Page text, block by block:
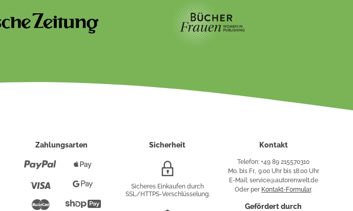
Zahlungsarten
Paypal
Mastercard
Pay
PayShopify
Sicherheit
Verschlüsselung
Sicheres Einkaufen durch
SSL/HTTPS-Verschlüsselung.
Kontakt
Telefon: +49 89 215570310
Mo. bis Fr., 9:00 Uhr bis 18:00 Uhr
E-Mail: service@autorenwelt.de
Oder per Kontakt-Formular.
Gefördert durch